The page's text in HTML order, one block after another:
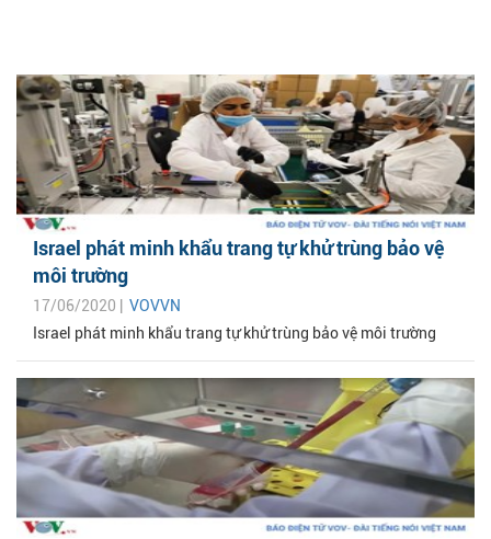
Israel phát minh khẩu trang tự khử trùng bảo vệ
môi trường
17/06/2020 | VOVVN
Israel phát minh khẩu trang tự khử trùng bảo vệ môi trường